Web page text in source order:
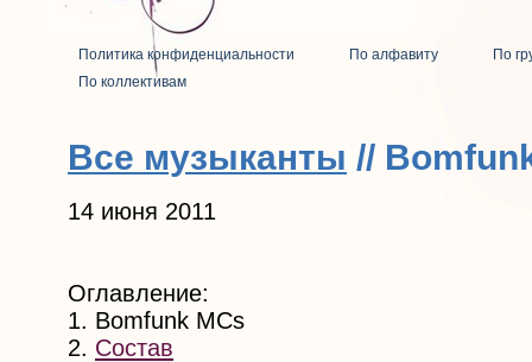
Политика конфиденциальности По алфавиту
По
По коллективам
Все музыканты //
14 июня 2011
Оглавление:
1. Bomfunk MCs
2. Состав